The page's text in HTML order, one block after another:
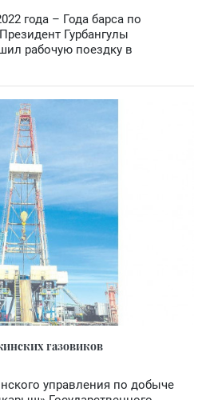
года – Года барса по
Гурбангулы
рабочую поездку в
газовиков
управления по добыче